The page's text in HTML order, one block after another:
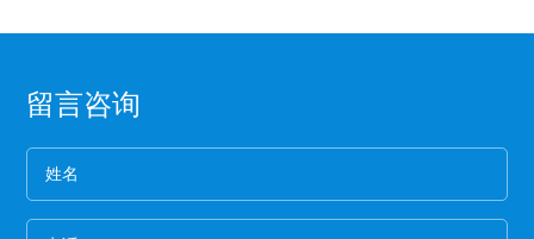
保护膜按照常规就应该卷得整齐，这样的保护膜没
概率非常高,强度差。
留言咨询